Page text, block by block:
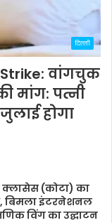
दिल्ली
वांगचुक
मांग: पत्नी
होगा
(कोटा) का
बिमला इंटरनेशनल
विंग का उद्घाटन